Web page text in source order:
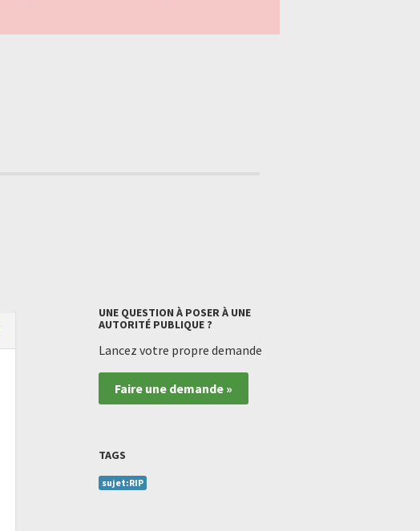
UNE QUESTION À POSER À UNE
AUTORITÉ PUBLIQUE ?
Lancez votre propre demande
Faire une demande »
TAGS
sujet:RIP